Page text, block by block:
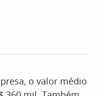
o valor médio